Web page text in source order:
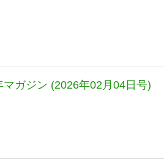
マガジン (2026年02月04日号)